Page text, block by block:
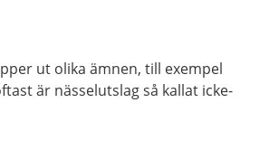
ut olika ämnen, till exempel
är nässelutslag så kallat icke-